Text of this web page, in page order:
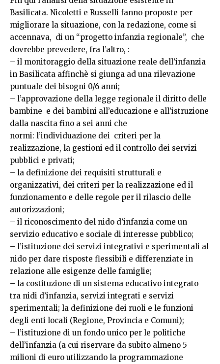
Basilicata. Nicoletti e Russelli fanno proposte per
migliorare la situazione, con la redazione, come si
accennava, di un “progetto infanzia regionale”, che
dovrebbe prevedere, fra l’altro, :
– il monitoraggio della situazione reale dell’infanzia
in Basilicata affinchè si giunga ad una rilevazione
puntuale dei bisogni 0/6 anni;
– l’approvazione della legge regionale il diritto delle
bambine e dei bambini all’educazione e all’istruzione
dalla nascita fino a sei anni che
normi: l’individuazione dei criteri per la
realizzazione, la gestioni ed il controllo dei servizi
pubblici e privati;
– la definizione dei requisiti strutturali e
organizzativi, dei criteri per la realizzazione ed il
funzionamento e delle regole per il rilascio delle
autorizzazioni;
– il riconoscimento del nido d’infanzia come un
servizio educativo e sociale di interesse pubblico;
– l’istituzione dei servizi integrativi e sperimentali al
nido per dare risposte flessibili e differenziate in
relazione alle esigenze delle famiglie;
– la costituzione di un sistema educativo integrato
tra nidi d’infanzia, servizi integrati e servizi
sperimentali; la definizione dei ruoli e le funzioni
degli enti locali (Regione, Provincia e Comuni);
– l’istituzione di un fondo unico per le politiche
dell’infanzia (a cui riservare da subito almeno 5
milioni di euro utilizzando la programmazione